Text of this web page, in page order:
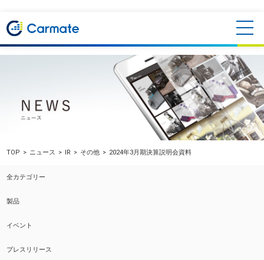
TOP ニュース IR その他 2024年3月期決算説明会資料
全カテゴリー
製品
イベント
プレスリリース